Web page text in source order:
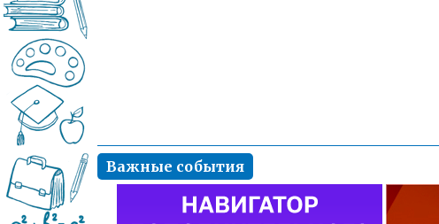
Важные события